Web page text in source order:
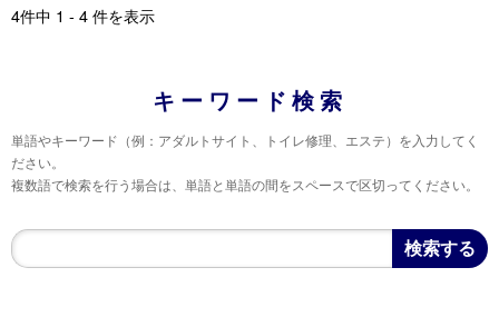
4件中 1 - 4 件を表示
キーワード検索
単語やキーワード（例：アダルトサイト、トイレ修理、エステ）を入力してく
ださい。
複数語で検索を行う場合は、単語と単語の間をスペースで区切ってください。